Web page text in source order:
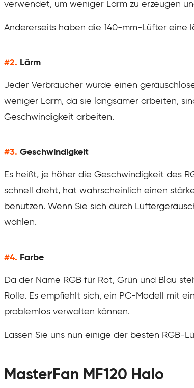
verwendet, um weniger Lärm zu erzeugen
Andererseits haben die 140-mm-Lüfter eine
#2. Lärm
Jeder Verbraucher würde einen
weniger Lärm, da sie langsamer arbeiten,
Geschwindigkeit arbeiten.
#3. Geschwindigkeit
Es heißt, je höher die Geschwindigkeit des
schnell dreht, hat wahrscheinlich einen
benutzen. Wenn Sie sich durch
wählen.
#4. Farbe
Da der Name RGB für Rot, Grün und Blau
Rolle. Es empfiehlt sich, ein PC-Modell mit
problemlos verwalten können.
Lassen Sie uns nun einige der besten RGB-
MasterFan MF120 Halo